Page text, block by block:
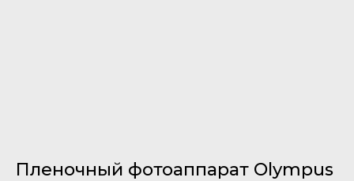
Пленочный фотоаппарат Olympus